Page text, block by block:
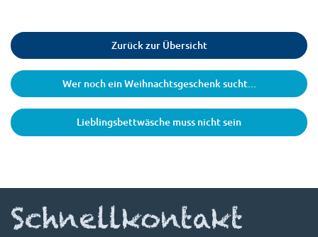
Zurück zur Übersicht
Wer noch ein Weihnachtsgeschenk sucht...
Lieblingsbettwäsche muss nicht sein
Schnellkontakt